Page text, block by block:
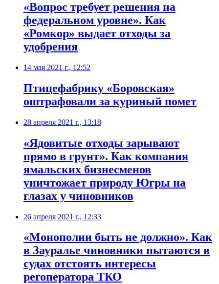
​«Вопрос требует решения на
федеральном уровне». Как
«Ромкор» выдает отходы за
удобрения
14 мая 2021 г., 12:52
​Птицефабрику «Боровская»
оштрафовали за куриный помет
28 апреля 2021 г., 13:18
«Ядовитые отходы зарывают
прямо в грунт». Как компания
ямальских бизнесменов
уничтожает природу Югры на
глазах у чиновников
26 апреля 2021 г., 12:33
​«Монополии быть не должно». Как
в Зауралье чиновники пытаются в
судах отстоять интересы
регоператора ТКО